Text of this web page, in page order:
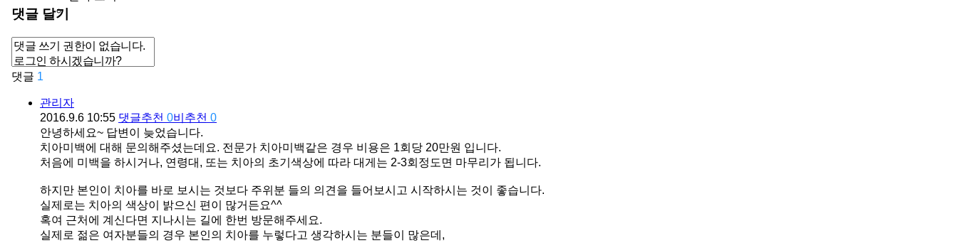
댓글 달기
댓글 1
관리자
2016.9.6 10:55 댓글추천 0비추천 0
안녕하세요~ 답변이 늦었습니다.
치아미백에 대해 문의해주셨는데요. 전문가 치아미백같은 경우 비용은 1회당 20만원 입니다.
처음에 미백을 하시거나, 연령대, 또는 치아의 초기색상에 따라 대게는 2-3회정도면 마무리가 됩니다.
하지만 본인이 치아를 바로 보시는 것보다 주위분 들의 의견을 들어보시고 시작하시는 것이 좋습니다.
실제로는 치아의 색상이 밝으신 편이 많거든요^^
혹여 근처에 계신다면 지나시는 길에 한번 방문해주세요.
실제로 젊은 여자분들의 경우 본인의 치아를 누렇다고 생각하시는 분들이 많은데,